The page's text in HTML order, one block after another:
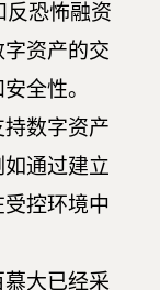
反恐怖融资
字资产的交
全性。
数字资产
通过建立
控环境中
慕大已经采